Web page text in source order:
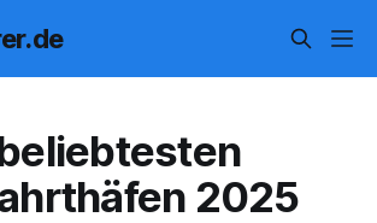
2025